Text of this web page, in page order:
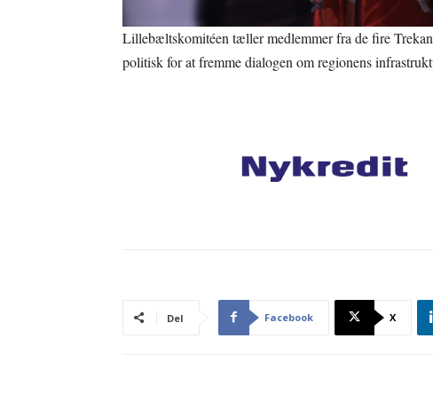
Lillebæltskomitéen tæller medlemmer fra de fire
politisk for at fremme dialogen om regionens
Del Facebook X